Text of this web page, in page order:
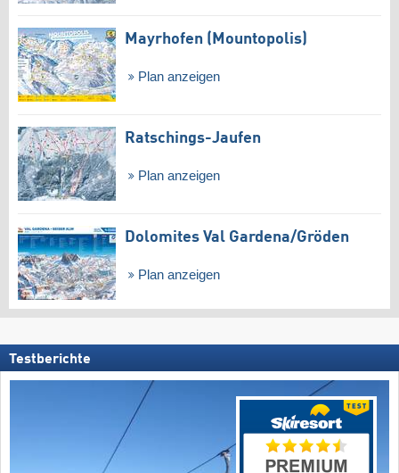
Mayrhofen (Mountopolis)
Plan anzeigen
Ratschings-Jaufen
Plan anzeigen
Dolomites Val Gardena/​Gröden
Plan anzeigen
Testberichte